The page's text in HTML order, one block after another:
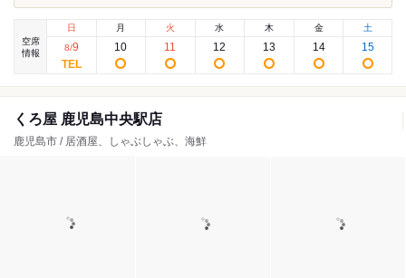
空席
情報
日
8/9
月
10
火
11
水
12
木
13
金
14
土
15
くろ屋 鹿児島中央駅店
鹿児島市 / 居酒屋、しゃぶしゃぶ、海鮮